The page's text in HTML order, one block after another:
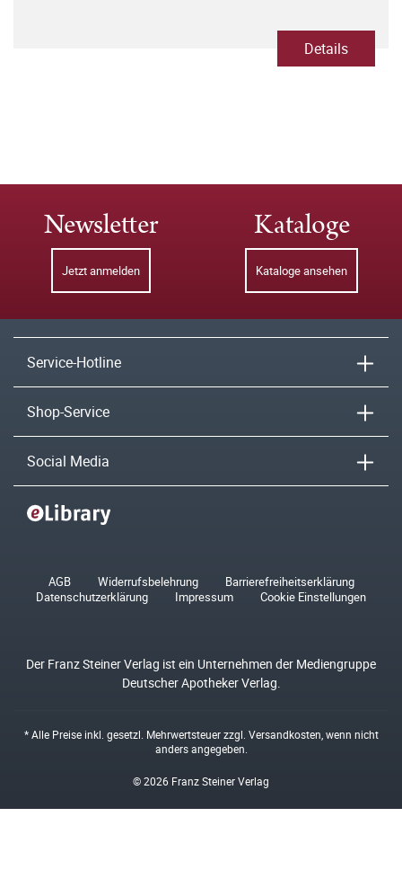
Details
Newsletter
Jetzt anmelden
Kataloge
Kataloge ansehen
Service-Hotline
Shop-Service
Social Media
AGB Widerrufsbelehrung
Barrierefreiheitserklärung
Datenschutzerklärung
Impressum Cookie Einstellungen
Der Franz Steiner Verlag ist ein Unternehmen der Mediengruppe
Deutscher Apotheker Verlag.
* Alle Preise inkl. gesetzl. Mehrwertsteuer zzgl. Versandkosten , wenn nicht
anders angegeben.
© 2026 Franz Steiner Verlag